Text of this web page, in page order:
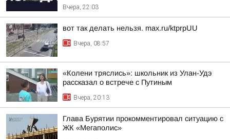
Вчера, 22:03
вот так делать нельзя. max.ru/ktprpUU
Вчера, 08:57
«Колени тряслись»: школьник из Улан-Удэ
рассказал о встрече с Путиным
Вчера, 20:13
Глава Бурятии прокомментировал ситуацию с
ЖК «Мегаполис»